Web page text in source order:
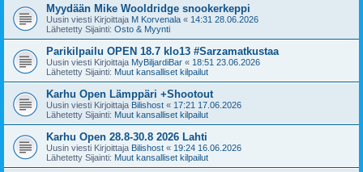
Myydään Mike Wooldridge snookerkeppi
Uusin viesti Kirjoittaja M Korvenala « 14:31 28.06.2026
Lähetetty Sijainti: Osto & Myynti
Parikilpailu OPEN 18.7 klo13 #Sarzamatkustaa
Uusin viesti Kirjoittaja MyBiljardiBar « 18:51 23.06.2026
Lähetetty Sijainti: Muut kansalliset kilpailut
Karhu Open Lämppäri +Shootout
Uusin viesti Kirjoittaja Bilishost « 17:21 17.06.2026
Lähetetty Sijainti: Muut kansalliset kilpailut
Karhu Open 28.8-30.8 2026 Lahti
Uusin viesti Kirjoittaja Bilishost « 19:24 16.06.2026
Lähetetty Sijainti: Muut kansalliset kilpailut